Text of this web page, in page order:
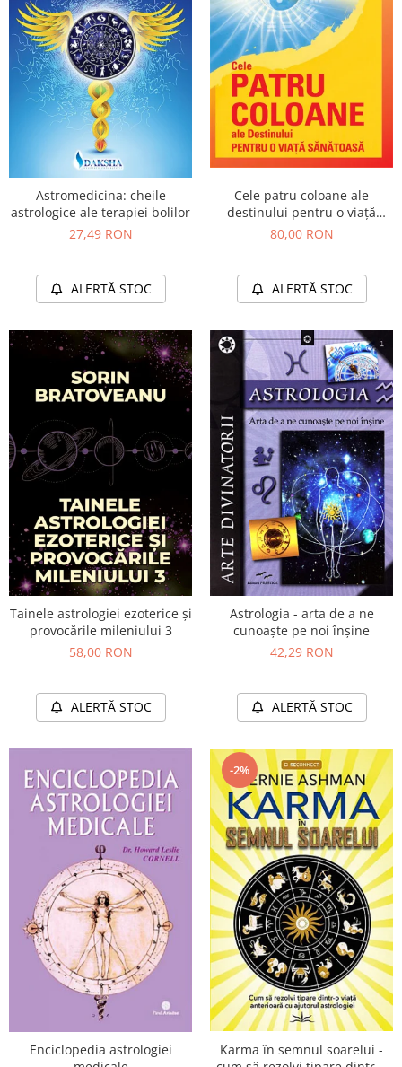
Astromedicina: cheile
astrologice ale terapiei bolilor
27,49 RON
ALERTĂ STOC
Cele patru coloane ale
destinului pentru o viață
sănătoasă
80,00 RON
ALERTĂ STOC
Tainele astrologiei ezoterice și
provocările mileniului 3
58,00 RON
ALERTĂ STOC
Astrologia - arta de a ne
cunoaşte pe noi înşine
42,29 RON
ALERTĂ STOC
Enciclopedia astrologiei
-2%
Karma în semnul soarelui -